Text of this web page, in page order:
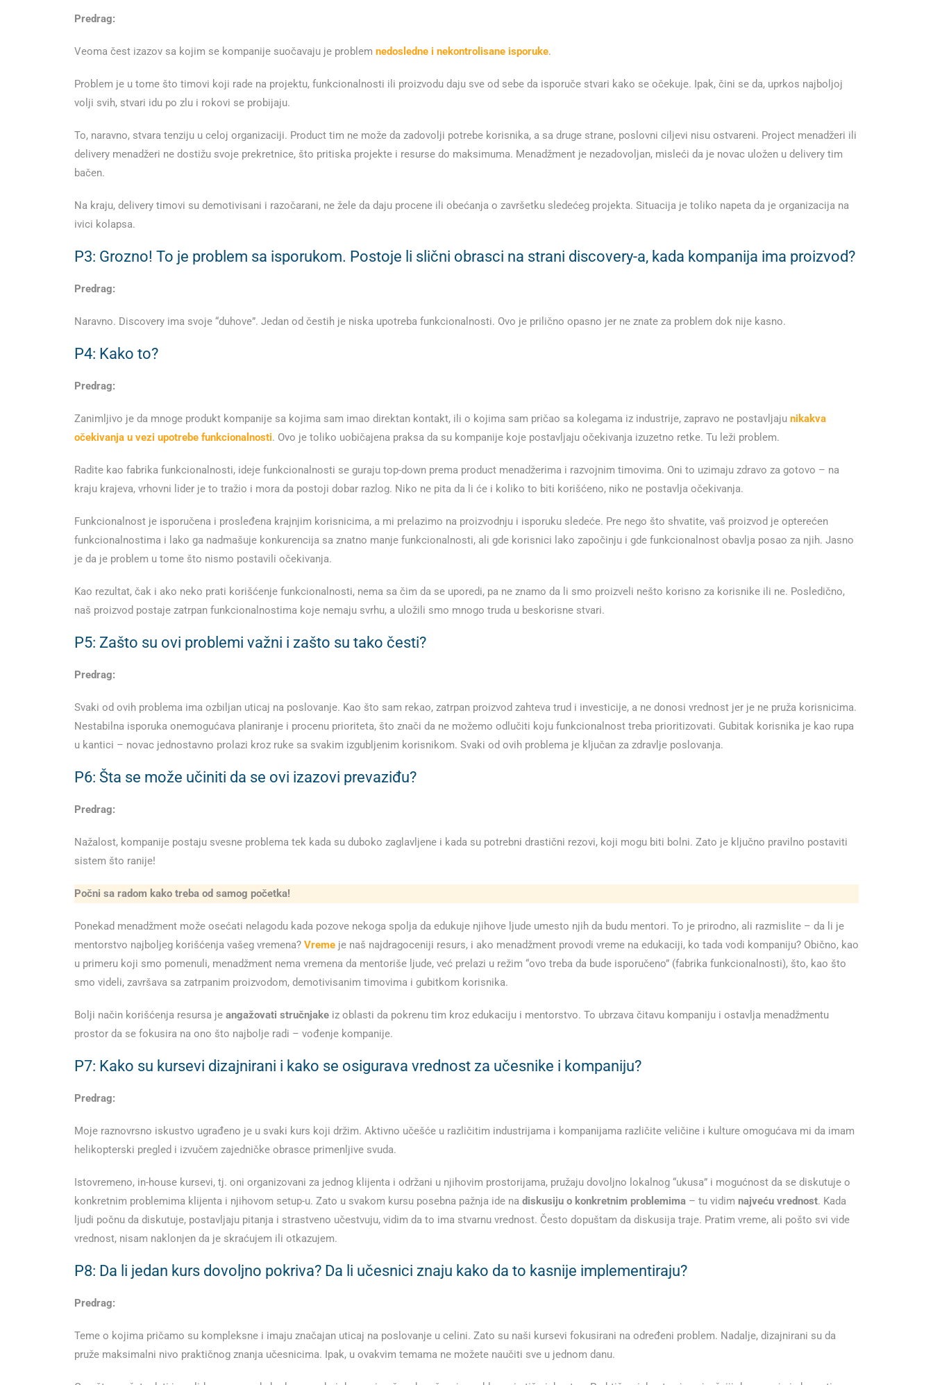
Predrag:
Veoma čest izazov sa kojim se kompanije suočavaju je problem nedosledne i nekontrolisane isporuke.
Problem je u tome što timovi koji rade na projektu, funkcionalnosti ili proizvodu daju sve od sebe da isporuče stvari kako se očekuje. Ipak, čini se da, uprkos najboljoj
volji svih, stvari idu po zlu i rokovi se probijaju.
To, naravno, stvara tenziju u celoj organizaciji. Product tim ne može da zadovolji potrebe korisnika, a sa druge strane, poslovni ciljevi nisu ostvareni. Project menadžeri ili
delivery menadžeri ne dostižu svoje prekretnice, što pritiska projekte i resurse do maksimuma. Menadžment je nezadovoljan, misleći da je novac uložen u delivery tim
bačen.
Na kraju, delivery timovi su demotivisani i razočarani, ne žele da daju procene ili obećanja o završetku sledećeg projekta. Situacija je toliko napeta da je organizacija na
ivici kolapsa.
P3: Grozno! To je problem sa isporukom. Postoje li slični obrasci na strani discovery-a, kada kompanija ima proizvod?
Predrag:
Naravno. Discovery ima svoje “duhove”. Jedan od čestih je niska upotreba funkcionalnosti. Ovo je prilično opasno jer ne znate za problem dok nije kasno.
P4: Kako to?
Predrag:
Zanimljivo je da mnoge produkt kompanije sa kojima sam imao direktan kontakt, ili o kojima sam pričao sa kolegama iz industrije, zapravo ne postavljaju nikakva
očekivanja u vezi upotrebe funkcionalnosti. Ovo je toliko uobičajena praksa da su kompanije koje postavljaju očekivanja izuzetno retke. Tu leži problem.
Radite kao fabrikа funkcionalnosti, ideje funkcionalnosti se guraju top-down prema product menadžerima i razvojnim timovima. Oni to uzimaju zdravo za gotovo – na
kraju krajeva, vrhovni lider je to tražio i mora da postoji dobar razlog. Niko ne pita da li će i koliko to biti korišćeno, niko ne postavlja očekivanja.
Funkcionalnost je isporučena i prosleđena krajnjim korisnicima, a mi prelazimo na proizvodnju i isporuku sledeće. Pre nego što shvatite, vaš proizvod je opterećen
funkcionalnostima i lako ga nadmašuje konkurencija sa znatno manje funkcionalnosti, ali gde korisnici lako započinju i gde funkcionalnost obavlja posao za njih. Jasno
je da je problem u tome što nismo postavili očekivanja.
Kao rezultat, čak i ako neko prati korišćenje funkcionalnosti, nema sa čim da se uporedi, pa ne znamo da li smo proizveli nešto korisno za korisnike ili ne. Posledično,
naš proizvod postaje zatrpan funkcionalnostima koje nemaju svrhu, a uložili smo mnogo truda u beskorisne stvari.
P5: Zašto su ovi problemi važni i zašto su tako česti?
Predrag:
Svaki od ovih problema ima ozbiljan uticaj na poslovanje. Kao što sam rekao, zatrpan proizvod zahteva trud i investicije, a ne donosi vrednost jer je ne pruža korisnicima.
Nestabilna isporuka onemogućava planiranje i procenu prioriteta, što znači da ne možemo odlučiti koju funkcionalnost treba prioritizovati. Gubitak korisnika je kao rupa
u kantici – novac jednostavno prolazi kroz ruke sa svakim izgubljenim korisnikom. Svaki od ovih problema je ključan za zdravlje poslovanja.
P6: Šta se može učiniti da se ovi izazovi prevaziđu?
Predrag:
Nažalost, kompanije postaju svesne problema tek kada su duboko zaglavljene i kada su potrebni drastični rezovi, koji mogu biti bolni. Zato je ključno pravilno postaviti
sistem što ranije!
Počni sa radom kako treba od samog početka!
Ponekad menadžment može osećati nelagodu kada pozove nekoga spolja da edukuje njihove ljude umesto njih da budu mentori. To je prirodno, ali razmislite – da li je
mentorstvo najboljeg korišćenja vašeg vremena? Vremeje naš najdragoceniji resurs, i ako menadžment provodi vreme na edukaciji, ko tada vodi kompaniju? Obično, kao
u primeru koji smo pomenuli, menadžment nema vremena da mentoriše ljude, već prelazi u režim “ovo treba da bude isporučeno” (fabrika funkcionalnosti), što, kao što
smo videli, završava sa zatrpanim proizvodom, demotivisanim timovima i gubitkom korisnika.
Bolji način korišćenja resursa je angažovati stručnjakeiz oblasti da pokrenu tim kroz edukaciju i mentorstvo. To ubrzava čitavu kompaniju i ostavlja menadžmentu
prostor da se fokusira na ono što najbolje radi – vođenje kompanije.
P7: Kako su kursevi dizajnirani i kako se osigurava vrednost za učesnike i kompaniju?
Predrag:
Moje raznovrsno iskustvo ugrađeno je u svaki kurs koji držim. Aktivno učešće u različitim industrijama i kompanijama različite veličine i kulture omogućava mi da imam
helikopterski pregled i izvučem zajedničke obrasce primenljive svuda.
Istovremeno, in-house kursevi, tj. oni organizovani za jednog klijenta i održani u njihovim prostorijama, pružaju dovoljno lokalnog “ukusa” i mogućnost da se diskutuje o
konkretnim problemima klijenta i njihovom setup-u. Zato u svakom kursu posebna pažnja ide na diskusiju o konkretnim problemima– tu vidim najveću vrednost. Kada
ljudi počnu da diskutuje, postavljaju pitanja i strastveno učestvuju, vidim da to ima stvarnu vrednost. Često dopuštam da diskusija traje. Pratim vreme, ali pošto svi vide
vrednost, nisam naklonjen da je skraćujem ili otkazujem.
P8: Da li jedan kurs dovoljno pokriva? Da li učesnici znaju kako da to kasnije implementiraju?
Predrag:
Teme o kojima pričamo su kompleksne i imaju značajan uticaj na poslovanje u celini. Zato su naši kursevi fokusirani na određeni problem. Nadalje, dizajnirani su da
pruže maksimalni nivo praktičnog znanja učesnicima. Ipak, u ovakvim temama ne možete naučiti sve u jednom danu.